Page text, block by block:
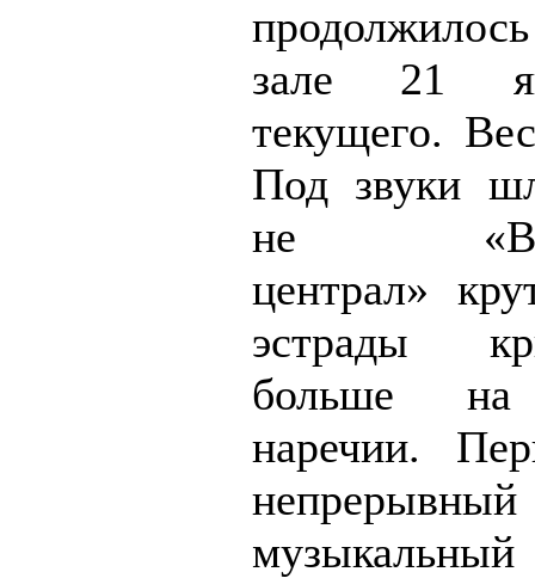
зале 21
текущего.
Под звуки
не
централ»
эстрады
больше на
наречии.
непрерывный